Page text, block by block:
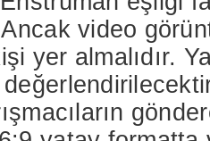
video
yer almalıdır.